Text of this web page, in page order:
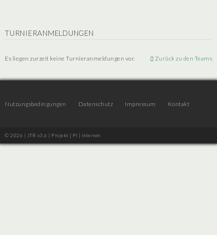
TURNIERANMELDUNGEN
Es liegen zurzeit keine Turnieranmeldungen vor. Zurück zu den Teams
Nutzungsbedingungen Datenschutz Impressum Kontakt
© 2026 | JTR v3.6 | Projekt [ PI ] Internet